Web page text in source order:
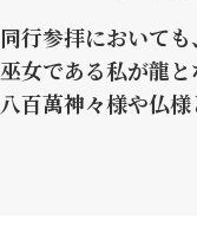
同行参拝においても
巫女である私が龍と
八百萬神々様や仏様